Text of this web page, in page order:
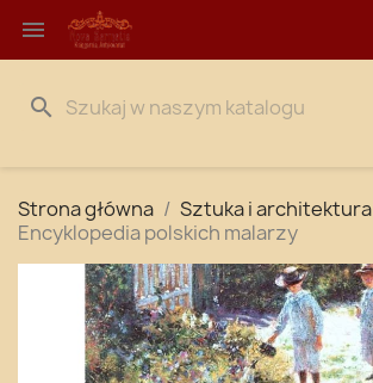

search
Strona główna
Sztuka i architektura
Encyklopedia polskich malarzy